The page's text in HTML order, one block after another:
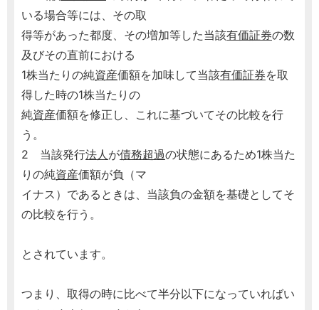
いる場合等には、その取
得等があった都度、その増加等した当該有価証券の数
及びその直前における
1株当たりの純資産価額を加味して当該有価証券を取
得した時の1株当たりの
純資産価額を修正し、これに基づいてその比較を行
う。
2 当該発行法人が債務超過の状態にあるため1株当た
りの純資産価額が負（マ
イナス）であるときは、当該負の金額を基礎としてそ
の比較を行う。
とされています。
つまり、取得の時に比べて半分以下になっていればい